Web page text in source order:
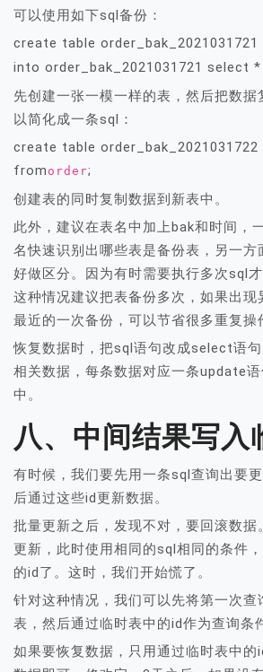
可以使用如下sql备份：
create table order_bak_2021031721
into order_bak_2021031721 select
先创建一张一模一样的表，然后把数据
以简化成一条sql：
create table
from order;
创建表的同时复制数据到新表中。
此外，建议在表名中加上bak和时间，
名快速识别出哪些表是备份表，另一方
好做区分。因为有时需要执行多次sql
这种情况建议把表备份多次，如果出现
最近的一次备份，可以节省很多重复操
恢复数据时，把sql语句改成select语
相关数据，每条数据对应一条update
中。
八、中间结果写入
有时候，我们要先用一条sql查询出要
后通过这些id更新数据。
批量更新之后，发现不对，要回滚数据
更新，此时使用相同的sql相同的条件
的id了。这时，我们开始慌了。
针对这种情况，我们可以先将第一次查
表，然后通过临时表中的id作为查询条
如果要恢复数据，只用通过临时表中的